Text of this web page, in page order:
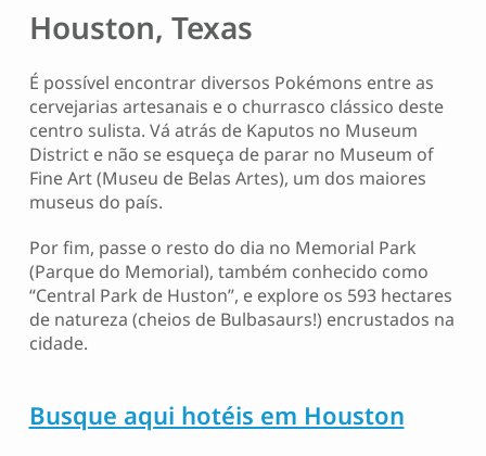
Houston, Texas
É possível encontrar diversos Pokémons entre as
cervejarias artesanais e o churrasco clássico deste
centro sulista. Vá atrás de Kaputos no Museum
District e não se esqueça de parar no Museum of
Fine Art (Museu de Belas Artes), um dos maiores
museus do país.
Por fim, passe o resto do dia no Memorial Park
(Parque do Memorial), também conhecido como
“Central Park de Huston”, e explore os 593 hectares
de natureza (cheios de Bulbasaurs!) encrustados na
cidade.
Busque aqui hotéis em Houston